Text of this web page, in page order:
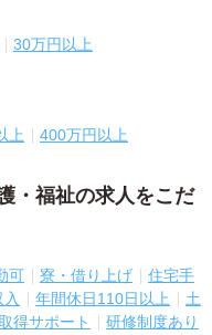
30万円以上
上 400万円以上
・福祉の求人をこだ
可 寮・借り上げ
住宅手
入 年間休日110日以上
土
得サポート
研修制度あり